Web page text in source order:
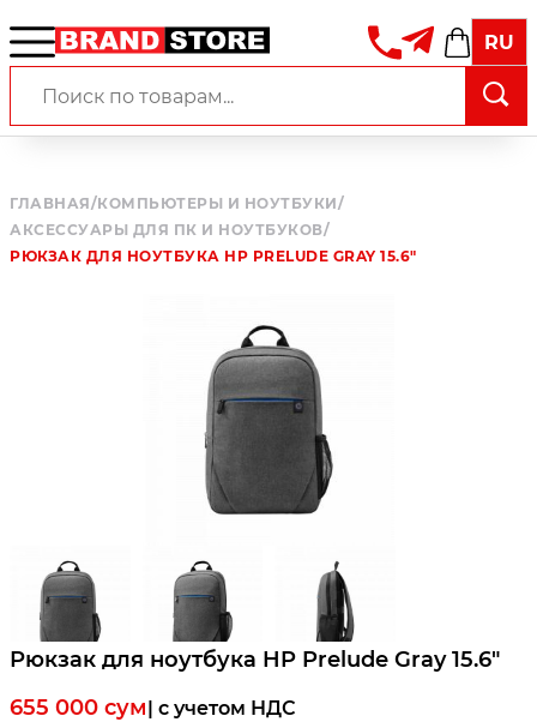
RU
ГЛАВНАЯ/КОМПЬЮТЕРЫ И НОУТБУКИ/
АКСЕССУАРЫ ДЛЯ ПК И НОУТБУКОВ/
РЮКЗАК ДЛЯ НОУТБУКА HP PRELUDE GRAY 15.6"
Рюкзак для ноутбука HP Prelude Gray 15.6"
655 000 сум| c учетом НДС